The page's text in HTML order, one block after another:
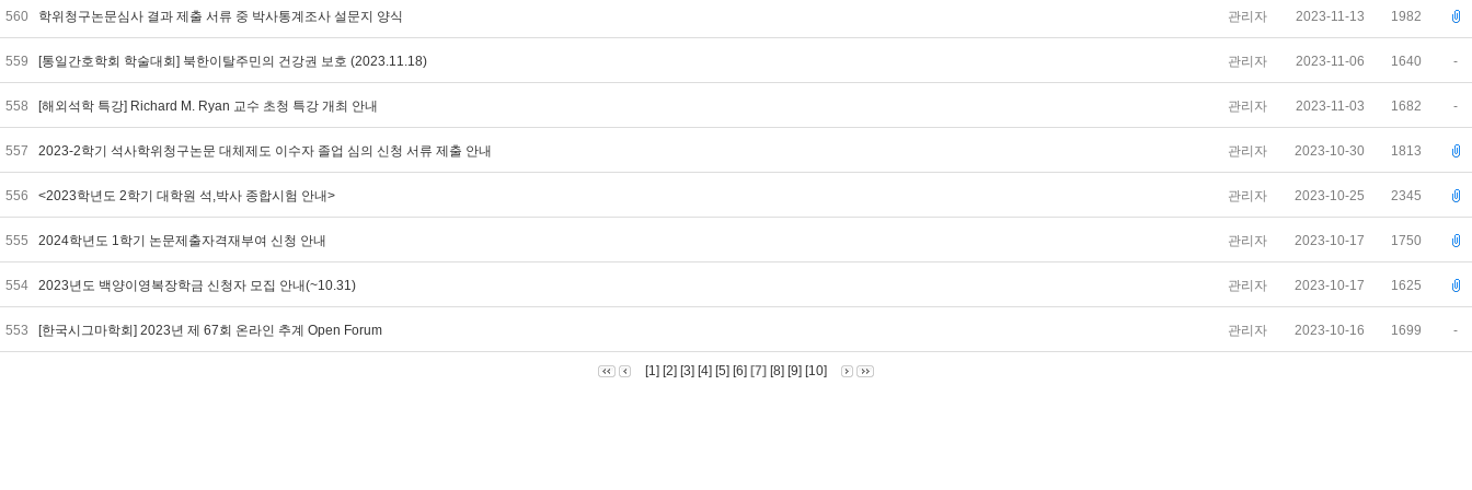
560 학위청구논문심사 결과 제출 서류 중 박사통계조사 설문지 양식 관리자 2023-11-13 1982
559 [통일간호학회 학술대회] 북한이탈주민의 건강권 보호 (2023.11.18) 관리자 2023-11-06 1640 -
558 [해외석학 특강] Richard M. Ryan 교수 초청 특강 개최 안내 관리자 2023-11-03 1682 -
557 2023-2학기 석사학위청구논문 대체제도 이수자 졸업 심의 신청 서류 제출 안내 관리자 2023-10-30 1813
556 <2023학년도 2학기 대학원 석,박사 종합시험 안내> 관리자 2023-10-25 2345
555 2024학년도 1학기 논문제출자격재부여 신청 안내 관리자 2023-10-17 1750
554 2023년도 백양이영복장학금 신청자 모집 안내(~10.31) 관리자 2023-10-17 1625
553 [한국시그마학회] 2023년 제 67회 온라인 추계 Open Forum 관리자 2023-10-16 1699 -
[1] [2] [3] [4] [5] [6] [7] [8] [9] [10]